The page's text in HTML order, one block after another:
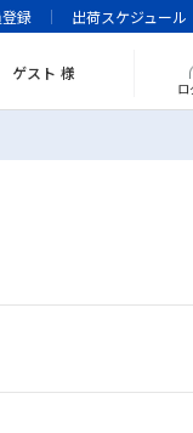
録 出荷スケジュール
ゲスト 様
ロ